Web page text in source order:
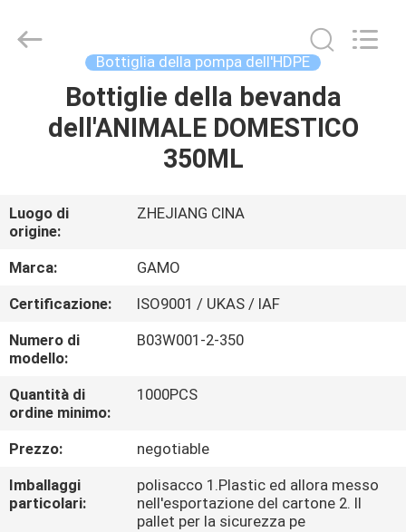
CIRCA
NOI
GIRO
DELLA
FABBRICA
CONTROLLO
DI
QUALITÀ
GAMO
INDUSTRY
Bottiglia della pompa dell'HDPE
Bottiglie della bevanda
dell'ANIMALE DOMESTICO
350ML
Luogo di
origine:
ZHEJIANG CINA
Marca:
GAMO
Certificazione:
ISO9001 / UKAS / IAF
Numero di
modello:
B03W001-2-350
Quantità di
ordine minimo:
1000PCS
Prezzo:
negotiable
Imballaggi
particolari:
polisacco 1.Plastic ed allora messo
nell'esportazione del cartone 2. Il
pallet per la sicurezza pe